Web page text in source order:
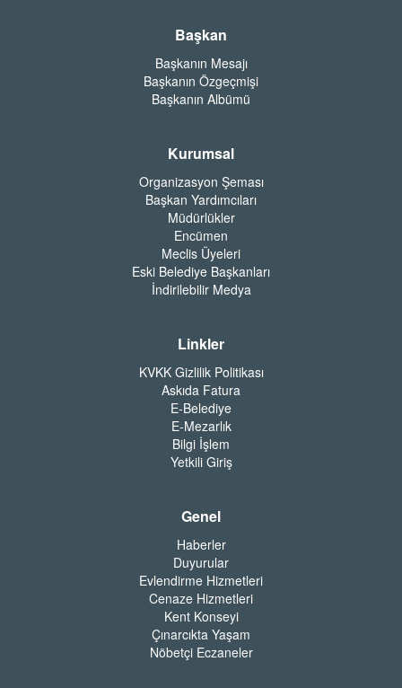
Başkan
Başkanın Mesajı
Başkanın Özgeçmişi
Başkanın Albümü
Kurumsal
Organizasyon Şeması
Başkan Yardımcıları
Müdürlükler
Encümen
Meclis Üyeleri
Eski Belediye Başkanları
İndirilebilir Medya
Linkler
KVKK Gizlilik Politikası
Askıda Fatura
E-Belediye
E-Mezarlık
Bilgi İşlem
Yetkili Giriş
Genel
Haberler
Duyurular
Evlendirme Hizmetleri
Cenaze Hizmetleri
Kent Konseyi
Çınarcıkta Yaşam
Nöbetçi Eczaneler